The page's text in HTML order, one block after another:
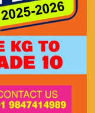
un punto di